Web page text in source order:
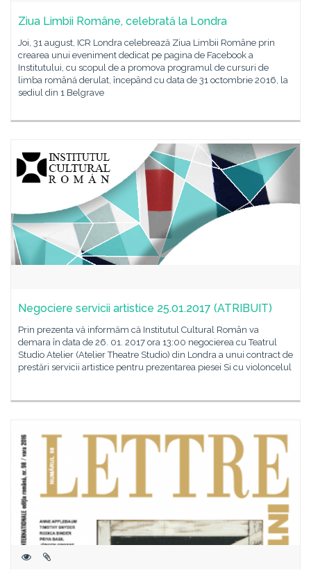
Ziua Limbii Române, celebrată la Londra
Joi, 31 august, ICR Londra celebrează Ziua Limbii Române prin
crearea unui eveniment dedicat pe pagina de Facebook a
Institutului, cu scopul de a promova programul de cursuri de
limba română derulat, începând cu data de 31 octombrie 2016, la
sediul din 1 Belgrave
Negociere servicii artistice 25.01.2017 (ATRIBUIT)
Prin prezenta vă informăm că Institutul Cultural Român va
demara în data de 26. 01. 2017 ora 13:00 negocierea cu Teatrul
Studio Atelier (Atelier Theatre Studio) din Londra a unui contract de
prestări servicii artistice pentru prezentarea piesei Si cu violoncelul